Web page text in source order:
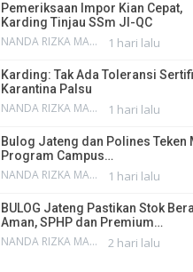
Pemeriksaan Impor Kian Cepat,
Karding Tinjau SSm JI-QC
NANDA RIZKA MAHENDRA 1 hari lalu
Karding: Tak Ada Toleransi
Karantina Palsu
NANDA RIZKA MAHENDRA 1 hari lalu
Bulog Jateng dan Polines Teken
Program Campus…
NANDA RIZKA MAHENDRA 1 hari lalu
BULOG Jateng Pastikan Stok
Aman, SPHP dan Premium…
NANDA RIZKA MAHENDRA 2 hari lalu